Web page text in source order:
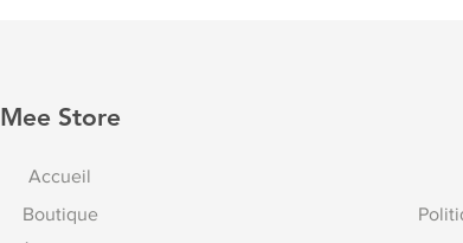
Mee Store
Accueil
Boutique